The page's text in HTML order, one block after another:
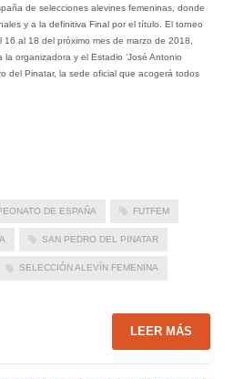
de selecciones alevines femeninas, donde
y a la definitiva Final por el título. El torneo
al 18 del próximo mes de marzo de 2018,
organizadora y el Estadio ‘José Antonio
del Pinatar, la sede oficial que acogerá todos
DE ESPAÑA FUTFEM
SAN PEDRO DEL PINATAR
SELECCIÓN ALEVÍN FEMENINA
LEER MÁS